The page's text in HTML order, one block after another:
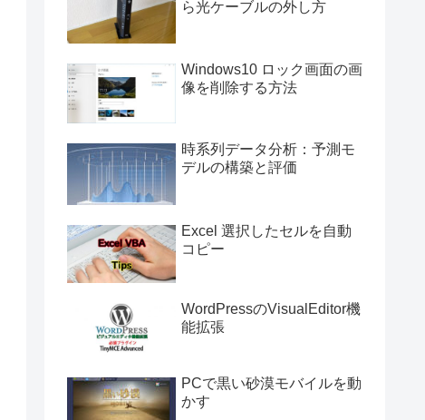
ら光ケーブルの外し方
Windows10 ロック画面の画
像を削除する方法
時系列データ分析：予測モ
デルの構築と評価
Excel 選択したセルを自動
コピー
WordPressのVisualEditor機
能拡張
PCで黒い砂漠モバイルを動
かす